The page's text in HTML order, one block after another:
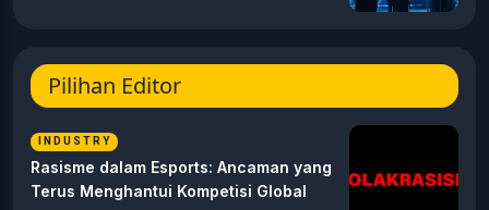
Pilihan Editor
INDUSTRY
Rasisme dalam Esports: Ancaman yang
Terus Menghantui Kompetisi Global